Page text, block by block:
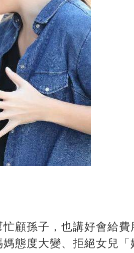
顧孫子，也講好會給費
態度大變、拒絕女兒「